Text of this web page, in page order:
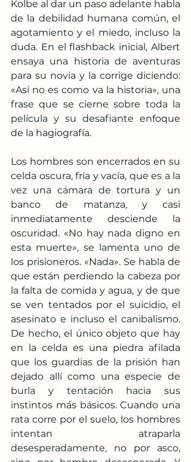
Kolbe al dar un paso adelante habla
de la debilidad humana común, el
agotamiento y el miedo, incluso la
duda. En el flashback inicial, Albert
ensaya una historia de aventuras
para su novia y la corrige diciendo:
«Así no es como va la historia», una
frase que se cierne sobre toda la
película y su desafiante enfoque
de la hagiografía.
Los hombres son encerrados en su
celda oscura, fría y vacía, que es a la
vez una cámara de tortura y un
banco de matanza, y casi
inmediatamente desciende la
oscuridad. «No hay nada digno en
esta muerte», se lamenta uno de
los prisioneros. «Nada». Se habla de
que están perdiendo la cabeza por
la falta de comida y agua, y de que
se ven tentados por el suicidio, el
asesinato e incluso el canibalismo.
De hecho, el único objeto que hay
en la celda es una piedra afilada
que los guardias de la prisión han
dejado allí como una especie de
burla y tentación hacia sus
instintos más básicos. Cuando una
rata corre por el suelo, los hombres
intentan atraparla
desesperadamente, no por asco,